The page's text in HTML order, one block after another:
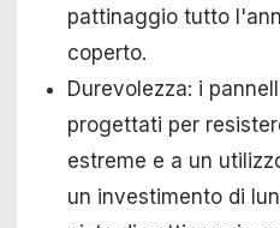
pattinaggio tutto
coperto.
Durevolezza: i
progettati per
estreme e a un
un investimento di